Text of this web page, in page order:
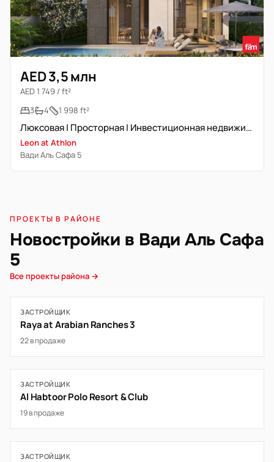
AED 3,5 млн
AED 1 749 / ft²
3
4 1 998 ft²
Люксовая | Просторная | Инвестиционная недвижимость
Leon at Athlon
Вади Аль Сафа 5
ПРОЕКТЫ В РАЙОНЕ
Новостройки в Вади Аль Сафа
5
Все проекты района →
ЗАСТРОЙЩИК
Raya at Arabian Ranches 3
22 в продаже
ЗАСТРОЙЩИК
Al Habtoor Polo Resort & Club
19 в продаже
ЗАСТРОЙЩИК